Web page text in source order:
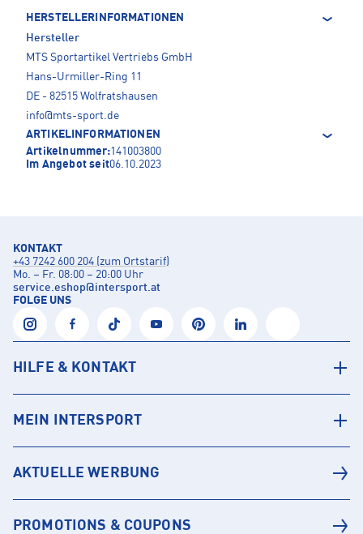
HERSTELLERINFORMATIONEN
Hersteller
MTS Sportartikel Vertriebs GmbH
Hans-Urmiller-Ring 11
DE - 82515 Wolfratshausen
info@mts-sport.de
ARTIKELINFORMATIONEN
Artikelnummer:141003800
Im Angebot seit06.10.2023
KONTAKT
+43 7242 600 204 (zum Ortstarif)
Mo. – Fr. 08:00 – 20:00 Uhr
service.eshop@intersport.at
FOLGE UNS
HILFE & KONTAKT
MEIN INTERSPORT
AKTUELLE WERBUNG
PROMOTIONS & COUPONS